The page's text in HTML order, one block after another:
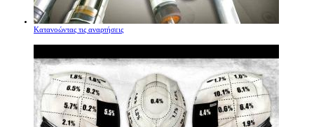
Κατανοώντας τις αναρτήσεις